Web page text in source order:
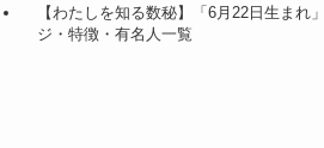
【わたしを知る数秘】「6月22日生まれ
ジ・特徴・有名人一覧